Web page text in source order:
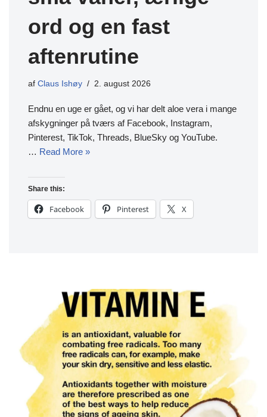
ord og en fast
aftenrutine
af Claus Ishøy 2. august 2026
Endnu en uge er gået, og vi har delt aloe vera i mange
afskygninger på tværs af Facebook, Instagram,
Pinterest, TikTok, Threads, BlueSky og YouTube.
… Read More »
Share this:
Facebook Pinterest X